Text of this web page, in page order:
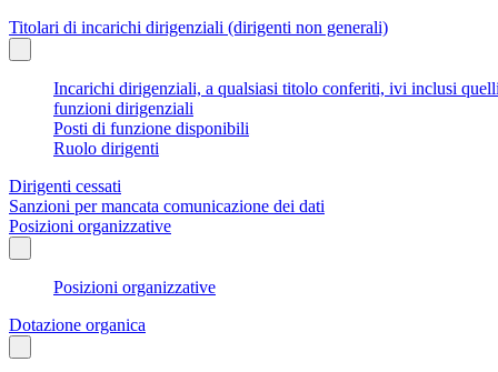
Titolari di incarichi dirigenziali (dirigenti non generali)
Incarichi dirigenziali, a qualsiasi titolo conferiti, ivi inclusi
funzioni dirigenziali
Posti di funzione disponibili
Ruolo dirigenti
Dirigenti cessati
Sanzioni per mancata comunicazione dei dati
Posizioni organizzative
Posizioni organizzative
Dotazione organica